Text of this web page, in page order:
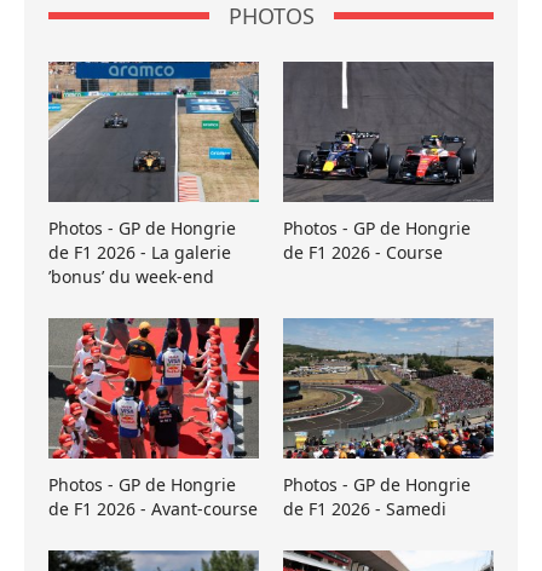
PHOTOS
Photos - GP de Hongrie
de F1 2026 - La galerie
’bonus’ du week-end
Photos - GP de Hongrie
de F1 2026 - Course
Photos - GP de Hongrie
de F1 2026 - Avant-course
Photos - GP de Hongrie
de F1 2026 - Samedi